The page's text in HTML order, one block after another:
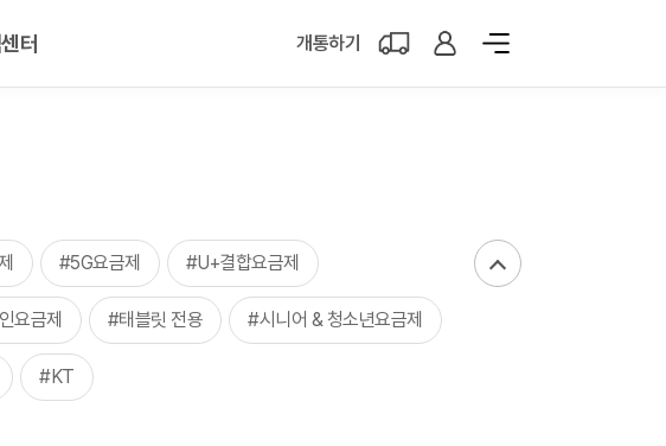
터 개통하기
#5G요금제 #U+결합요금제
요금제 #태블릿 전용 #시니어 & 청소년요금제
#KT